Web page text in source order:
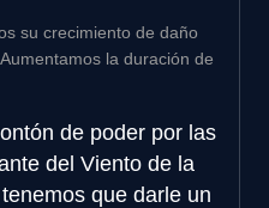
su crecimiento de daño
la duración de
de poder por las
del Viento de la
que darle un